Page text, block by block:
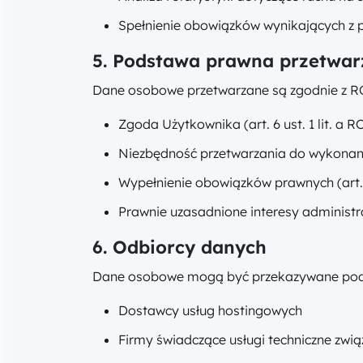
Spełnienie obowiązków wynikających z
5. Podstawa prawna
Dane osobowe przetwarzane są zgodnie z
Zgoda Użytkownika (art. 6 ust. 1 lit. a
Niezbędność przetwarzania do
Wypełnienie obowiązków prawnych
Prawnie uzasadnione interesy
6. Odbiorcy danych
Dane osobowe mogą być przekazywane
Dostawcy usług hostingowych
Firmy świadczące usługi techniczne